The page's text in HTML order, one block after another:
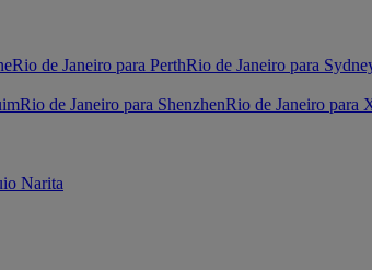
Rio de Janeiro para PerthRio de Janeiro para
Rio de Janeiro para ShenzhenRio de Janeiro para
Narita